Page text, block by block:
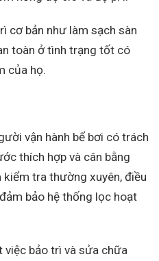
cơ bản như làm sạch sàn
toàn ở tình trạng tốt có
của họ.
vận hành bể bơi có trách
thích hợp và cân bằng
tra thường xuyên, điều
bảo hệ thống lọc hoạt
việc bảo trì và sửa chữa